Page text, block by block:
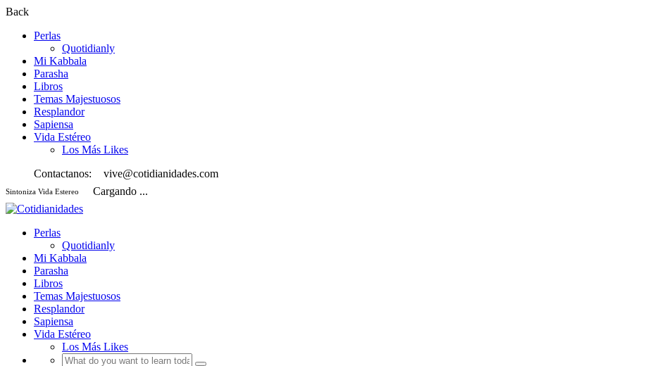
Back
Perlas
Quotidianly
Mi Kabbala
Parasha
Libros
Temas Majestuosos
Resplandor
Sapiensa
Vida Estéreo
Los Más Likes
Contactanos:
vive@cotidianidades.com
Sintoniza Vida Estereo Cargando ...
Perlas
Quotidianly
Mi Kabbala
Parasha
Libros
Temas Majestuosos
Resplandor
Sapiensa
Vida Estéreo
Los Más Likes